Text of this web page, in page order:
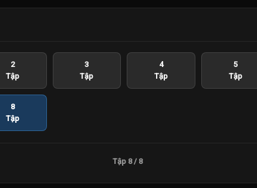
2
Tập
3
Tập
4
Tập
5
Tập
8
Tập
Tập 8 / 8